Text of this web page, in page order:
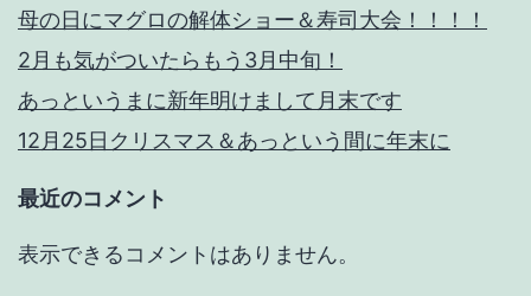
母の日にマグロの解体ショー＆寿司大会！！！！
2月も気がついたらもう3月中旬！
あっというまに新年明けまして月末です
12月25日クリスマス＆あっという間に年末に
最近のコメント
表示できるコメントはありません。